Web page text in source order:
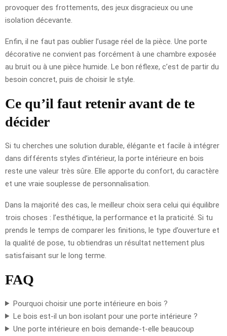
provoquer des frottements, des jeux disgracieux ou une
isolation décevante.
Enfin, il ne faut pas oublier l’usage réel de la pièce. Une porte
décorative ne convient pas forcément à une chambre exposée
au bruit ou à une pièce humide. Le bon réflexe, c’est de partir du
besoin concret, puis de choisir le style.
Ce qu’il faut retenir avant de te
décider
Si tu cherches une solution durable, élégante et facile à intégrer
dans différents styles d’intérieur, la porte intérieure en bois
reste une valeur très sûre. Elle apporte du confort, du caractère
et une vraie souplesse de personnalisation.
Dans la majorité des cas, le meilleur choix sera celui qui équilibre
trois choses : l’esthétique, la performance et la praticité. Si tu
prends le temps de comparer les finitions, le type d’ouverture et
la qualité de pose, tu obtiendras un résultat nettement plus
satisfaisant sur le long terme.
FAQ
Pourquoi choisir une porte intérieure en bois ?
Le bois est-il un bon isolant pour une porte intérieure ?
Une porte intérieure en bois demande-t-elle beaucoup